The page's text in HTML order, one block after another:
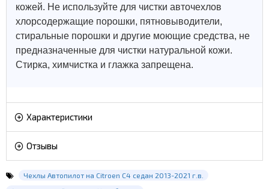
кожей. Не используйте для чистки авточехлов
хлорсодержащие порошки, пятновыводители,
стиральные порошки и другие моющие средства, не
предназначенные для чистки натуральной кожи.
Стирка, химчистка и глажка запрещена.
Характеристики
Отзывы
Чехлы Автопилот на Citroen C4 седан 2013-2021 г.в.